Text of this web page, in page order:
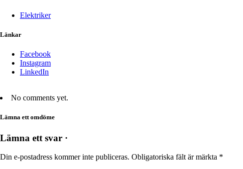
Elektriker
Länkar
Facebook
Instagram
LinkedIn
No comments yet.
Lämna ett omdöme
Lämna ett svar ·
Din e-postadress kommer inte publiceras. Obligatoriska fält är märkta *